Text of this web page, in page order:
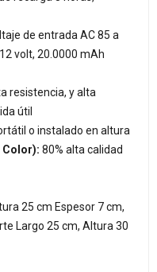
de entrada AC 85 a
volt, 20.0000 mAh
resistencia, y alta
útil
o instalado en altura
Color): 80% alta calidad
25 cm Espesor 7 cm,
Largo 25 cm, Altura 30